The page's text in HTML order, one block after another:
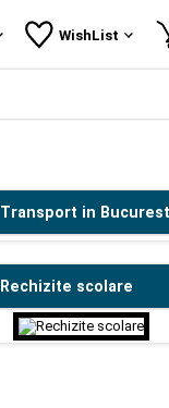
WishList
Transport in
Rechizite scolare